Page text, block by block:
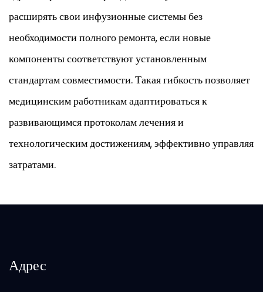
расширять свои инфузионные системы без
необходимости полного ремонта, если новые
компоненты соответствуют установленным
стандартам совместимости. Такая гибкость позволяет
медицинским работникам адаптироваться к
развивающимся протоколам лечения и
технологическим достижениям, эффективно управляя
затратами.
Адрес